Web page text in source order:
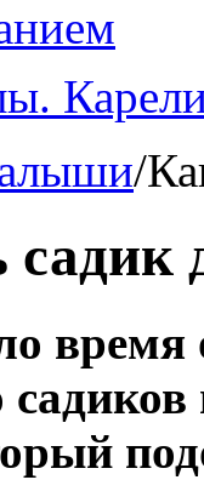
/
время